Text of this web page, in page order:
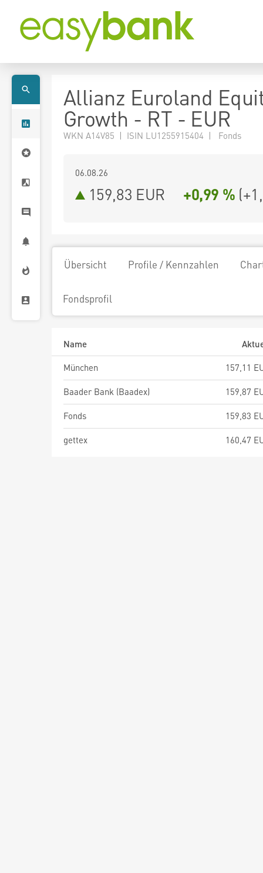
Allianz Euroland
Growth - RT - EUR
WKN A14V85 | ISIN LU1255915404 | Fonds
06.08.26
159,83 EUR +0,99 % (
Übersicht Profile / Kennzahlen
Fondsprofil
Name
München
157,11
Baader Bank (Baadex) 159,87
Fonds 159,83
gettex 160,47